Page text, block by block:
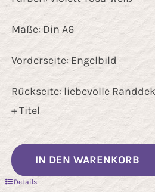
Maße: Din A6
Vorderseite: Engelbild
Rückseite: liebevolle
+ Titel
IN DEN WARENKORB
Details